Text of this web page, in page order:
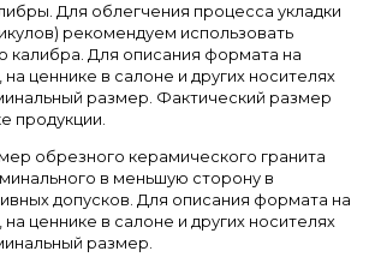
Для облегчения процесса укладки
рекомендуем использовать
калибра. Для описания формата на
на ценнике в салоне и других носителях
размер. Фактический размер
продукции.
обрезного керамического гранита
в меньшую сторону в
допусков. Для описания формата на
на ценнике в салоне и других носителях
размер.